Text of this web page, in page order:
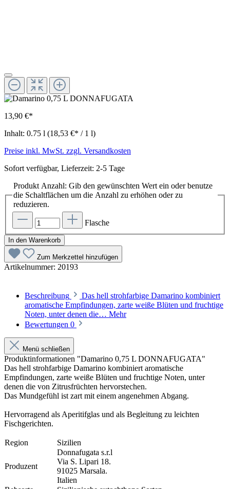
13,90 €*
Inhalt: 0.75 l (18,53 €* / 1 l)
Preise inkl. MwSt. zzgl. Versandkosten
Sofort verfügbar, Lieferzeit: 2-5 Tage
Produkt Anzahl: Gib den gewünschten Wert ein oder benutze
die Schaltflächen um die Anzahl zu erhöhen oder zu
reduzieren.
Flasche
In den Warenkorb
Zum Merkzettel hinzufügen
Artikelnummer: 20193
Beschreibung
Das hell strohfarbige Damarino kombiniert
aromatische Empfindungen, zarte weiße Blüten und fruchtige
Noten, unter denen die… Mehr
Bewertungen 0
Menü schließen
Produktinformationen "Damarino 0,75 L DONNAFUGATA"
Das hell strohfarbige Damarino kombiniert aromatische
Empfindungen, zarte weiße Blüten und fruchtige Noten, unter
denen die von Zitrusfrüchten hervorstechen.
Das Mundgefühl ist zart mit einem angenehmen Abgang.
Hervorragend als Aperitifglas und als Begleitung zu leichten
Fischgerichten.
Region Sizilien
Produzent
Donnafugata s.r.l
Via S. Lipari 18.
91025 Marsala.
Italien